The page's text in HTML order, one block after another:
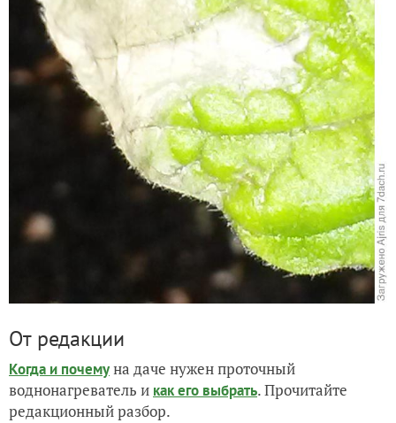
От редакции
Когда и почемуна даче нужен проточный
воднонагреватель и как его выбрать. Прочитайте
редакционный разбор.